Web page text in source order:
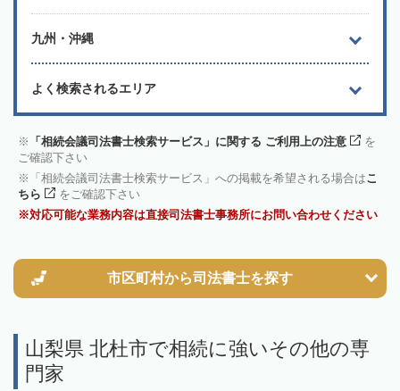
九州・沖縄
よく検索されるエリア
「相続会議司法書士検索サービス」に関する ご利用上の注意
を
ご確認下さい
「相続会議司法書士検索サービス」への掲載を希望される場合はこ
ちら
をご確認下さい
対応可能な業務内容は直接司法書士事務所にお問い合わせください
市区町村から司法書士を探す
山梨県 北杜市で相続に強いその他の専
門家